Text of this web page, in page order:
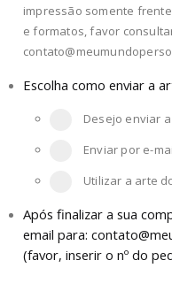
impressão somente
e formatos, favor
Escolha como enviar a
Desejo enviar
Enviar por e-
Utilizar a arte
Após finalizar a sua
email para:
(favor, inserir o nº do